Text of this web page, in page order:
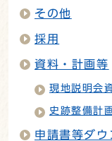
その他
採用
資料・計画等
現地説明会
史跡整備計
申請書等ダウ